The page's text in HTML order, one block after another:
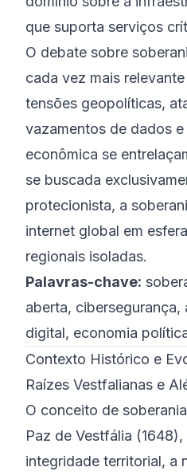
que suporta serviços
O debate sobre
cada vez mais
tensões geopolíticas,
vazamentos de dados
econômica se
se buscada
protecionista, a
internet global em
regionais isoladas.
Palavras-chave:
aberta,
digital, economia
Contexto Histórico e
Raízes Vestfalianas e
O conceito de
Paz de Vestfália
integridade territorial, a